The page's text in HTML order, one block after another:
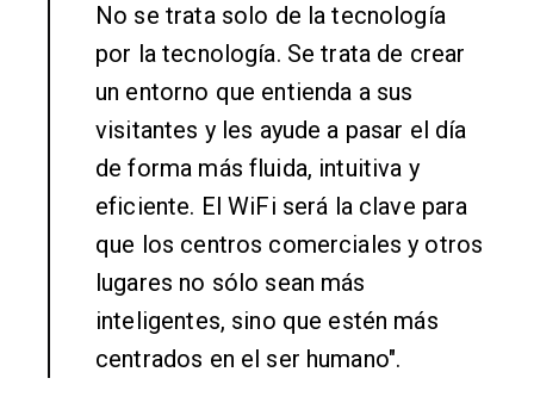
No se trata solo de la tecnología
por la tecnología. Se trata de crear
un entorno que entienda a sus
visitantes y les ayude a pasar el día
de forma más fluida, intuitiva y
eficiente. El WiFi será la clave para
que los centros comerciales y otros
lugares no sólo sean más
inteligentes, sino que estén más
centrados en el ser humano".